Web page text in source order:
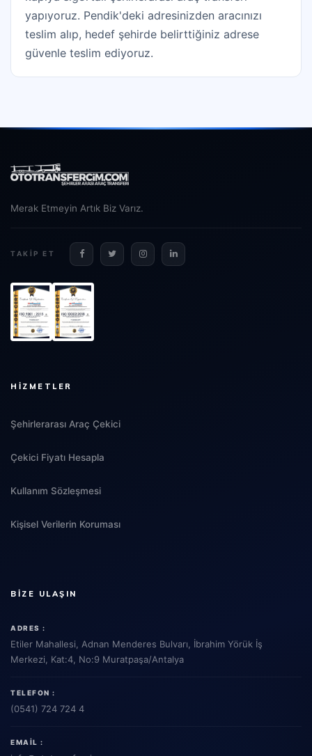
yapıyoruz. Pendik'deki adresinizden aracınızı
teslim alıp, hedef şehirde belirttiğiniz adrese
güvenle teslim ediyoruz.
Merak Etmeyin Artık Biz Varız.
TAKIP ET
HIZMETLER
Şehirlerarası Araç Çekici
Çekici Fiyatı Hesapla
Kullanım Sözleşmesi
Kişisel Verilerin Koruması
BIZE ULAŞIN
ADRES :
Etiler Mahallesi, Adnan Menderes Bulvarı, İbrahim Yörük İş
Merkezi, Kat:4, No:9 Muratpaşa/Antalya
TELEFON :
(0541) 724 724 4
EMAIL :